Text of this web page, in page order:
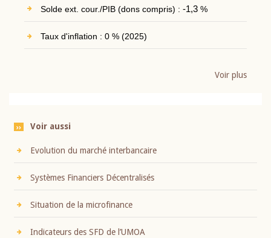
Solde ext. cour./PIB (dons compris) : -1,3%
Taux d'inflation : 0 % (2025)
Voir plus
Voir aussi
Evolution du marché interbancaire
Systèmes Financiers Décentralisés
Situation de la microfinance
Indicateurs des SFD de l’UMOA